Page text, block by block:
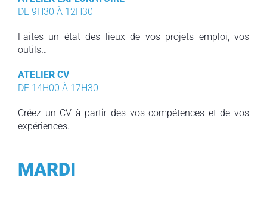
DE 9H30 À 12H30
Faites un état des lieux de vos projets emploi, vos
outils…
ATELIER CV
DE 14H00 À 17H30
Créez un CV à partir des vos compétences et de vos
expériences.
MARDI